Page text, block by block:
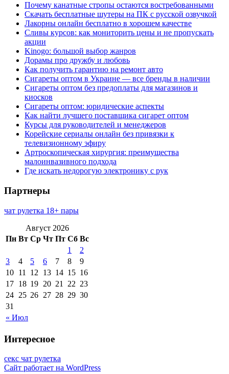
Почему канатные стропы остаются востребованными
Скачать бесплатные шутеры на ПК с русской озвучкой
Лакорны онлайн бесплатно в хорошем качестве
Сливы курсов: как мониторить цены и не пропускать
акции
Kinogo: большой выбор жанров
Дорамы про дружбу и любовь
Как получить гарантию на ремонт авто
Сигареты оптом в Украине — все бренды в наличии
Сигареты оптом без предоплаты для магазинов и
киосков
Сигареты оптом: юридические аспекты
Как найти лучшего поставщика сигарет оптом
Курсы для руководителей и менеджеров
Корейские сериалы онлайн без привязки к
телевизионному эфиру
Артроскопическая хирургия: преимущества
малоинвазивного подхода
Где искать недорогую электронику с рук
Партнеры
чат рулетка 18+ пары
Август 2026
Пн Вт Ср Чт Пт Сб Вс
« Июл
1
2
3
4 5 6 7 8
9
10 11 12 13 14 15 16
17 18 19 20 21 22 23
24 25 26 27 28 29 30
31
Интересное
секс чат рулетка
Сайт работает на WordPress